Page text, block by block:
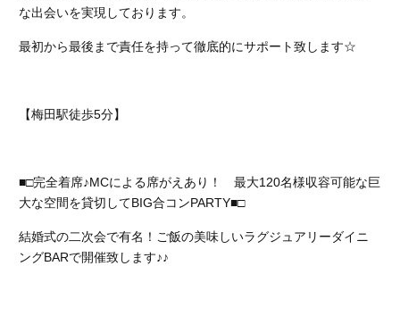
な出会いを実現しております。
最初から最後まで責任を持って徹底的にサポート致します☆
【梅田駅徒歩5分】
■□完全着席♪MCによる席がえあり！ 最大120名様収容可能な巨
大な空間を貸切してBIG合コンPARTY■□
結婚式の二次会で有名！ご飯の美味しいラグジュアリーダイニ
ングBARで開催致します♪♪